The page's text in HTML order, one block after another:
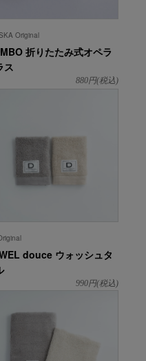
Original
折りたたみ式オペラ
ス
880円(税込)
douce ウォッシュタ
990円(税込)